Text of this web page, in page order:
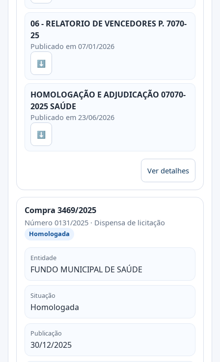
06 - RELATORIO DE VENCEDORES P. 7070-
25
Publicado em 07/01/2026
⬇
HOMOLOGAÇÃO E ADJUDICAÇÃO 07070-
2025 SAÚDE
Publicado em 23/06/2026
⬇
Ver detalhes
Compra 3469/2025
Número 0131/2025 · Dispensa de licitação
Homologada
Entidade
FUNDO MUNICIPAL DE SAÚDE
Situação
Homologada
Publicação
30/12/2025